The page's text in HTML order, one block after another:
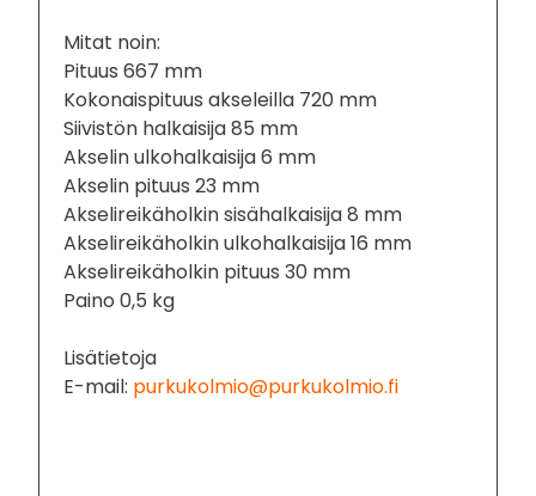
Mitat noin:
Pituus 667 mm
Kokonaispituus akseleilla 720 mm
Siivistön halkaisija 85 mm
Akselin ulkohalkaisija 6 mm
Akselin pituus 23 mm
Akselireikäholkin sisähalkaisija 8 mm
Akselireikäholkin ulkohalkaisija 16 mm
Akselireikäholkin pituus 30 mm
Paino 0,5 kg
Lisätietoja
E-mail: purkukolmio@purkukolmio.fi